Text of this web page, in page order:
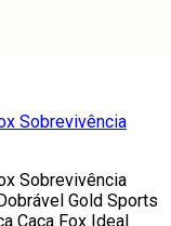
Sobrevivência
Sobrevivência
Gold Sports
Caça Fox Ideal